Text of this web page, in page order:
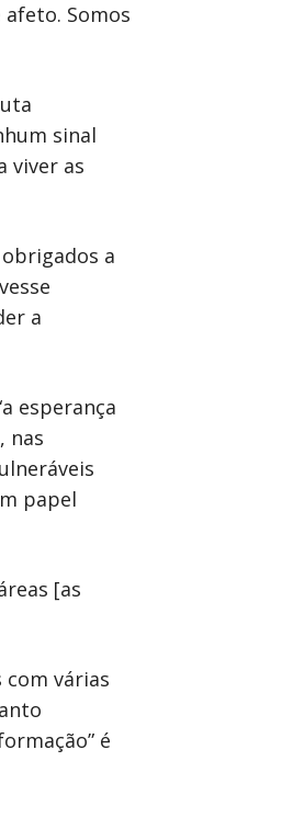
Somos
sinal
viver as
a
a
esperança
nas
papel
[as
várias
é